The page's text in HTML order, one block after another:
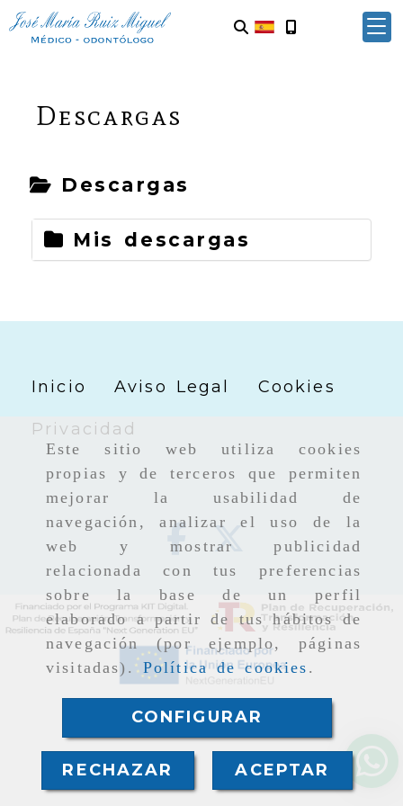
Este sitio web utiliza cookies
propias y de terceros que permiten
mejorar la usabilidad de
navegación, analizar el uso de la
web y mostrar publicidad
relacionada con tus preferencias
sobre la base de un perfil
elaborado a partir de tus hábitos de
navegación (por ejemplo, páginas
visitadas). Política de cookies .
CONFIGURAR
RECHAZAR ACEPTAR
Descargas
Descargas
Mis descargas
Inicio Aviso Legal Cookies
Privacidad